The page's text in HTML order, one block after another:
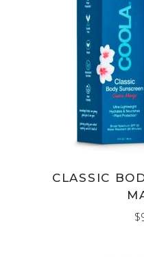
AÑADIR
CLASSIC
$